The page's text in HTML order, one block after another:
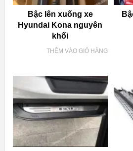
Bậc lên xuống xe
Hyundai Kona nguyên
khối
THÊM VÀO GIỎ HÀNG